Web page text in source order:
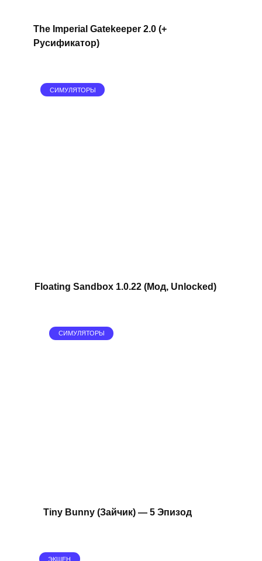
The Imperial Gatekeeper 2.0 (+
Русификатор)
СИМУЛЯТОРЫ
Floating Sandbox 1.0.22 (Мод, Unlocked)
СИМУЛЯТОРЫ
Tiny Bunny (Зайчик) — 5 Эпизод
ЭКШЕН